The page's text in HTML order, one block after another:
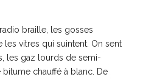
braille, les gosses
vitres qui suintent. On sent
les gaz lourds de semi-
chauffé à blanc. De